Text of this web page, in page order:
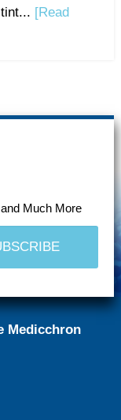
[Read
Much More
Medicchron